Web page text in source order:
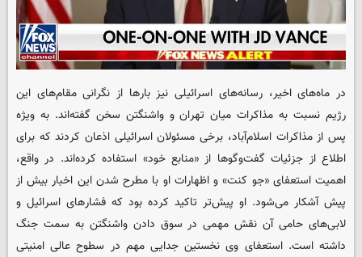
در ماه‌های اخیر، رسانه‌های اسرائیلی نیز بارها از نگرانی مقام‌های این
رژیم نسبت به مذاکرات میان تهران و واشنگتن سخن گفته‌اند. به ویژه
پس از مذاکرات اسلام‌آباد، برخی مسئولان اسرائیلی اذعان کردند که برای
اطلاع از جزئیات گفت‌وگوها از «منابع خود» استفاده کرده‌اند. در واقع،
اهمیت استعفای «جو کنت» و اظهارات او با مطرح شدن این اخبار بیش از
پیش آشکار می‌شود. او پیش‌تر تاکید کرده بود که فشارهای اسرائیل و
لابی‌های حامی آن نقش مهمی در سوق دادن واشنگتن به سمت جنگ
داشته است. استعفای وی نخستین جدایی مهم در سطوح عالی امنیتی